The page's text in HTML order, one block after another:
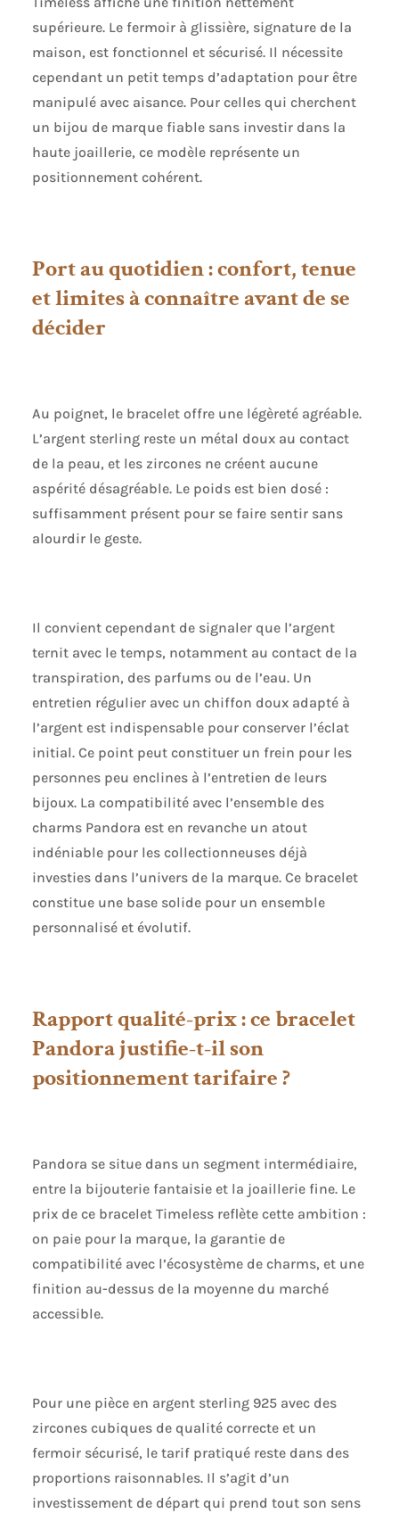
supérieure. Le fermoir à glissière, signature de la
maison, est fonctionnel et sécurisé. Il nécessite
cependant un petit temps d’adaptation pour être
manipulé avec aisance. Pour celles qui cherchent
un bijou de marque fiable sans investir dans la
haute joaillerie, ce modèle représente un
positionnement cohérent.
Port au quotidien : confort, tenue
et limites à connaître avant de se
décider
Au poignet, le bracelet offre une légèreté agréable.
L’argent sterling reste un métal doux au contact
de la peau, et les zircones ne créent aucune
aspérité désagréable. Le poids est bien dosé :
suffisamment présent pour se faire sentir sans
alourdir le geste.
Il convient cependant de signaler que l’argent
ternit avec le temps, notamment au contact de la
transpiration, des parfums ou de l’eau. Un
entretien régulier avec un chiffon doux adapté à
l’argent est indispensable pour conserver l’éclat
initial. Ce point peut constituer un frein pour les
personnes peu enclines à l’entretien de leurs
bijoux. La compatibilité avec l’ensemble des
charms Pandora est en revanche un atout
indéniable pour les collectionneuses déjà
investies dans l’univers de la marque. Ce bracelet
constitue une base solide pour un ensemble
personnalisé et évolutif.
Rapport qualité-prix : ce bracelet
Pandora justifie-t-il son
positionnement tarifaire ?
Pandora se situe dans un segment intermédiaire,
entre la bijouterie fantaisie et la joaillerie fine. Le
prix de ce bracelet Timeless reflète cette ambition :
on paie pour la marque, la garantie de
compatibilité avec l’écosystème de charms, et une
finition au-dessus de la moyenne du marché
accessible.
Pour une pièce en argent sterling 925 avec des
zircones cubiques de qualité correcte et un
fermoir sécurisé, le tarif pratiqué reste dans des
proportions raisonnables. Il s’agit d’un
investissement de départ qui prend tout son sens